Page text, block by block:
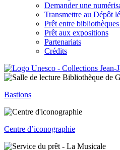
Demander une
Transmettre au Dépôt
Prêt entre
Prêt aux expositions
Partenariats
Crédits
Bastions
Centre d’iconographie